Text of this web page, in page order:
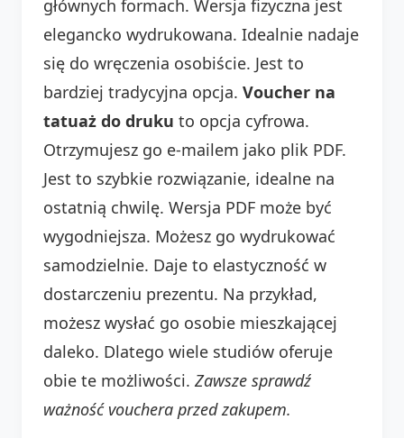
głównych formach. Wersja fizyczna jest
elegancko wydrukowana. Idealnie nadaje
się do wręczenia osobiście. Jest to
bardziej tradycyjna opcja. Voucher na
tatuaż do druku to opcja cyfrowa.
Otrzymujesz go e-mailem jako plik PDF.
Jest to szybkie rozwiązanie, idealne na
ostatnią chwilę. Wersja PDF może być
wygodniejsza. Możesz go wydrukować
samodzielnie. Daje to elastyczność w
dostarczeniu prezentu. Na przykład,
możesz wysłać go osobie mieszkającej
daleko. Dlatego wiele studiów oferuje
obie te możliwości. Zawsze sprawdź
ważność vouchera przed zakupem.